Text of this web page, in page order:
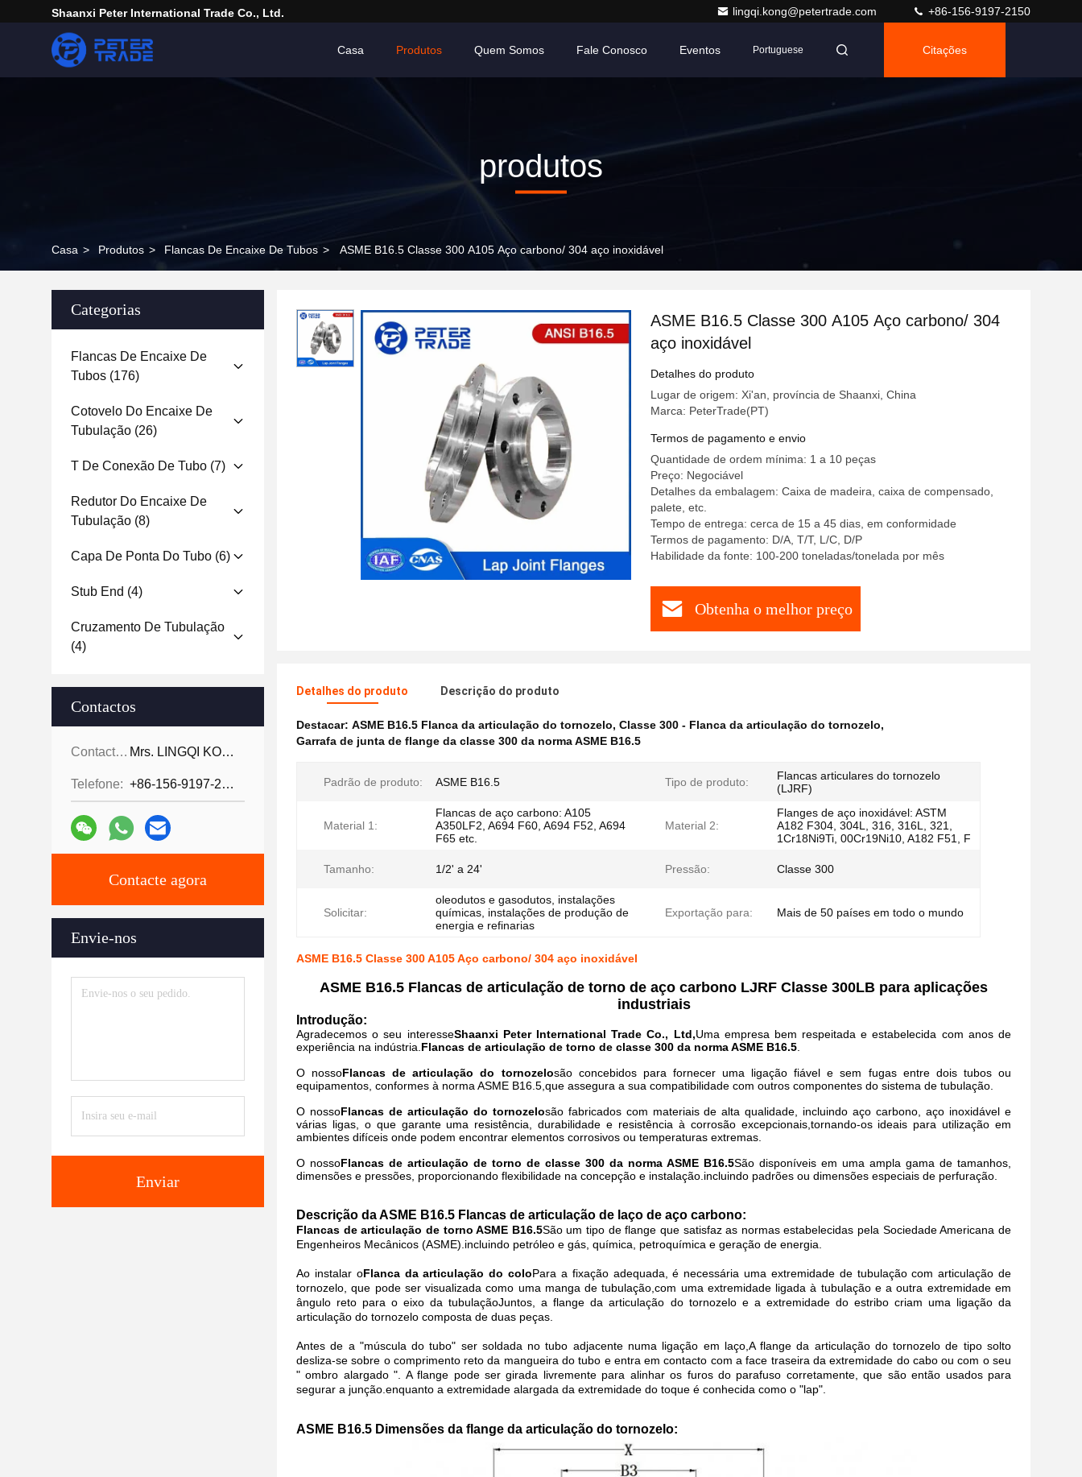
Shaanxi Peter International Trade Co., Ltd. lingqi.kong@petertrade.com +86-156-9197-2150
Casa Produtos Quem Somos Fale Conosco Eventos Portuguese Citações
produtos
Casa > Produtos > Flancas De Encaixe De Tubos > ASME B16.5 Classe 300 A105 Aço carbono/ 304 aço inoxidável
Categorias
Flancas De Encaixe De
Tubos (176)
Cotovelo Do Encaixe De
Tubulação (26)
T De Conexão De Tubo (7)
Redutor Do Encaixe De
Tubulação (8)
Capa De Ponta Do Tubo (6)
Stub End (4)
Cruzamento De Tubulação
(4)
Contactos
Contactos: Mrs. LINGQI KONG
Telefone: +86-156-9197-2150
Contacte agora
Envie-nos
Enviar
ASME B16.5 Classe 300 A105 Aço carbono/ 304
aço inoxidável
Detalhes do produto
Lugar de origem: Xi'an, província de Shaanxi, China
Marca: PeterTrade(PT)
Termos de pagamento e envio
Quantidade de ordem mínima: 1 a 10 peças
Preço: Negociável
Detalhes da embalagem: Caixa de madeira, caixa de compensado,
palete, etc.
Tempo de entrega: cerca de 15 a 45 dias, em conformidade
Termos de pagamento: D/A, T/T, L/C, D/P
Habilidade da fonte: 100-200 toneladas/tonelada por mês
Obtenha o melhor preço
Detalhes do produto Descrição do produto
Destacar: ASME B16.5 Flanca da articulação do tornozelo, Classe 300 - Flanca da articulação do tornozelo,
Garrafa de junta de flange da classe 300 da norma ASME B16.5
Padrão de produto: ASME B16.5 Tipo de produto:
Flancas articulares do tornozelo
(LJRF)
Material 1:
Flancas de aço carbono: A105
A350LF2, A694 F60, A694 F52, A694
F65 etc.
Material 2:
Flanges de aço inoxidável: ASTM
A182 F304, 304L, 316, 316L, 321,
1Cr18Ni9Ti, 00Cr19Ni10, A182 F51, F
Tamanho: 1/2' a 24' Pressão: Classe 300
Solicitar:
oleodutos e gasodutos, instalações
químicas, instalações de produção de
energia e refinarias
Exportação para: Mais de 50 países em todo o mundo
ASME B16.5 Classe 300 A105 Aço carbono/ 304 aço inoxidável
ASME B16.5 Flancas de articulação de torno de aço carbono LJRF Classe 300LB para aplicações
industriais
Introdução:
Agradecemos o seu interesseShaanxi Peter International Trade Co., Ltd,Uma empresa bem respeitada e estabelecida com anos de
experiência na indústria. Flancas de articulação de torno de classe 300 da norma ASME B16.5
O nossoFlancas de articulação do tornozelosão concebidos para fornecer uma ligação fiável e sem fugas entre dois tubos ou
equipamentos, conformes à norma ASME B16.5,que assegura a sua compatibilidade com outros componentes do sistema de tubulação.
O nossoFlancas de articulação do tornozelosão fabricados com materiais de alta qualidade, incluindo aço carbono, aço inoxidável e
várias ligas, o que garante uma resistência, durabilidade e resistência à corrosão excepcionais,tornando-os ideais para utilização em
ambientes difíceis onde podem encontrar elementos corrosivos ou temperaturas extremas.
O nossoFlancas de articulação de torno de classe 300 da norma ASME B16.5São disponíveis em uma ampla gama de tamanhos,
dimensões e pressões, proporcionando flexibilidade na concepção e instalação.incluindo padrões ou dimensões especiais de perfuração.
Descrição da ASME B16.5 Flancas de articulação de laço de aço carbono:
Flancas de articulação de torno ASME B16.5São um tipo de flange que satisfaz as normas estabelecidas pela Sociedade Americana de
Engenheiros Mecânicos (ASME).incluindo petróleo e gás, química, petroquímica e geração de energia.
Ao instalar oFlanca da articulação do coloPara a fixação adequada, é necessária uma extremidade de tubulação com articulação de
tornozelo, que pode ser visualizada como uma manga de tubulação,com uma extremidade ligada à tubulação e a outra extremidade em
ângulo reto para o eixo da tubulaçãoJuntos, a flange da articulação do tornozelo e a extremidade do estribo criam uma ligação da
articulação do tornozelo composta de duas peças.
Antes de a "múscula do tubo" ser soldada no tubo adjacente numa ligação em laço,A flange da articulação do tornozelo de tipo solto
desliza-se sobre o comprimento reto da mangueira do tubo e entra em contacto com a face traseira da extremidade do cabo ou com o seu
" ombro alargado ". A flange pode ser girada livremente para alinhar os furos do parafuso corretamente, que são então usados para
segurar a junção.enquanto a extremidade alargada da extremidade do toque é conhecida como o "lap".
ASME B16.5 Dimensões da flange da articulação do tornozelo: